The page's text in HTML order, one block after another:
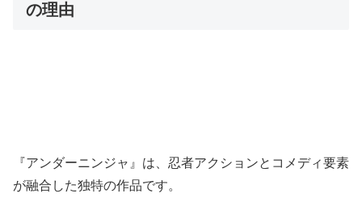
の理由
『アンダーニンジャ』は、忍者アクションとコメディ要素
が融合した独特の作品です。